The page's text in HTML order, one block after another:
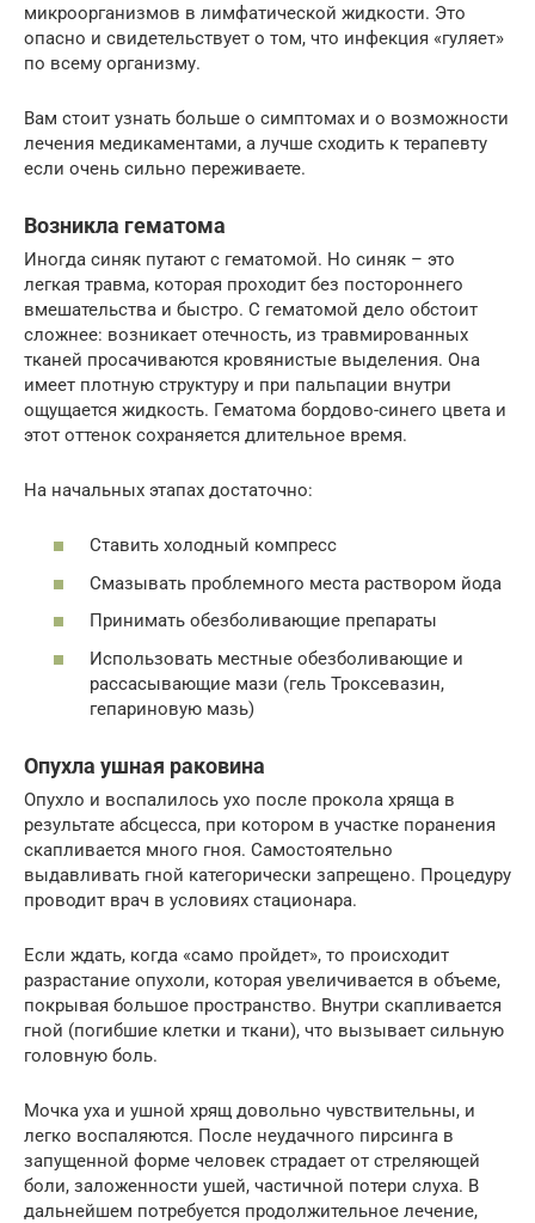
микроорганизмов в лимфатической жидкости. Это
опасно и свидетельствует о том, что инфекция «гуляет»
по всему организму.
Вам стоит узнать больше о симптомах и о возможности
лечения медикаментами, а лучше сходить к терапевту
если очень сильно переживаете.
Возникла гематома
Иногда синяк путают с гематомой. Но синяк – это
легкая травма, которая проходит без постороннего
вмешательства и быстро. С гематомой дело обстоит
сложнее: возникает отечность, из травмированных
тканей просачиваются кровянистые выделения. Она
имеет плотную структуру и при пальпации внутри
ощущается жидкость. Гематома бордово-синего цвета и
этот оттенок сохраняется длительное время.
На начальных этапах достаточно:
Ставить холодный компресс
Смазывать проблемного места раствором йода
Принимать обезболивающие препараты
Использовать местные обезболивающие и
рассасывающие мази (гель Троксевазин,
гепариновую мазь)
Опухла ушная раковина
Опухло и воспалилось ухо после прокола хряща в
результате абсцесса, при котором в участке поранения
скапливается много гноя. Самостоятельно
выдавливать гной категорически запрещено. Процедуру
проводит врач в условиях стационара.
Если ждать, когда «само пройдет», то происходит
разрастание опухоли, которая увеличивается в объеме,
покрывая большое пространство. Внутри скапливается
гной (погибшие клетки и ткани), что вызывает сильную
головную боль.
Мочка уха и ушной хрящ довольно чувствительны, и
легко воспаляются. После неудачного пирсинга в
запущенной форме человек страдает от стреляющей
боли, заложенности ушей, частичной потери слуха. В
дальнейшем потребуется продолжительное лечение,